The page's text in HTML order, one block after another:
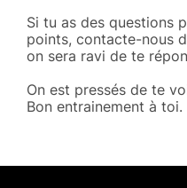
Si tu as des questions
points, contacte-nous
on sera ravi de te
On est pressés de te
Bon entrainement à toi.